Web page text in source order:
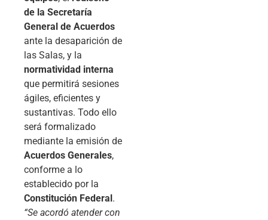
de la Secretaría
General de Acuerdos
ante la desaparición de
las Salas, y la
normatividad interna
que permitirá sesiones
ágiles, eficientes y
sustantivas. Todo ello
será formalizado
mediante la emisión de
Acuerdos Generales,
conforme a lo
establecido por la
Constitución Federal.
“Se acordó atender con